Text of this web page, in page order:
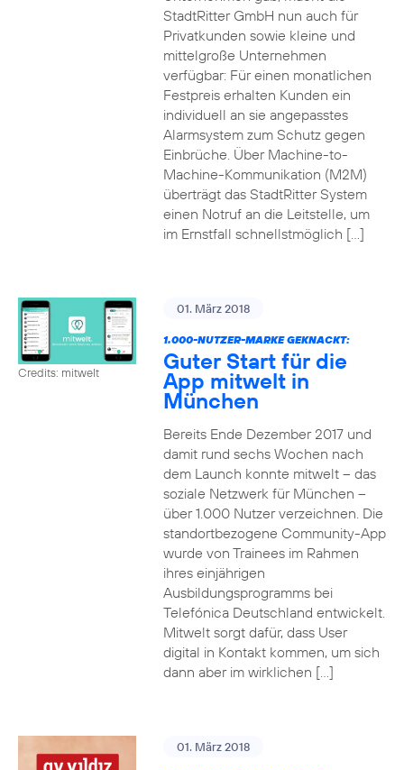
StadtRitter GmbH nun auch für
Privatkunden sowie kleine und
mittelgroße Unternehmen
verfügbar: Für einen monatlichen
Festpreis erhalten Kunden ein
individuell an sie angepasstes
Alarmsystem zum Schutz gegen
Einbrüche. Über Machine-to-
Machine-Kommunikation (M2M)
überträgt das StadtRitter System
einen Notruf an die Leitstelle, um
im Ernstfall schnellstmöglich […]
Credits: mitwelt
01. März 2018
1.000-NUTZER-MARKE GEKNACKT:
Guter Start für die
App mitwelt in
München
Bereits Ende Dezember 2017 und
damit rund sechs Wochen nach
dem Launch konnte mitwelt – das
soziale Netzwerk für München –
über 1.000 Nutzer verzeichnen. Die
standortbezogene Community-App
wurde von Trainees im Rahmen
ihres einjährigen
Ausbildungsprogramms bei
Telefónica Deutschland entwickelt.
Mitwelt sorgt dafür, dass User
digital in Kontakt kommen, um sich
dann aber im wirklichen […]
01. März 2018